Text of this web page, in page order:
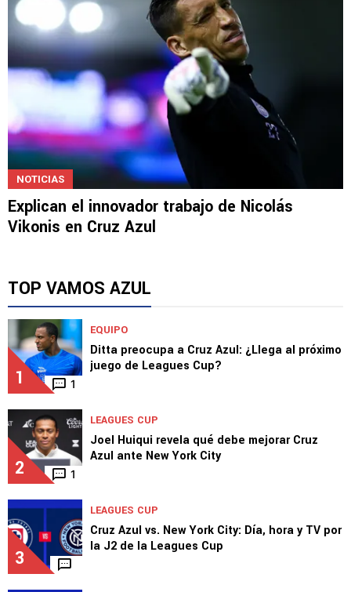
NOTICIAS
Explican el innovador trabajo de Nicolás
Vikonis en Cruz Azul
TOP VAMOS AZUL
1 1
EQUIPO
Ditta preocupa a Cruz Azul: ¿Llega al próximo
juego de Leagues Cup?
2 1
LEAGUES CUP
Joel Huiqui revela qué debe mejorar Cruz
Azul ante New York City
3
LEAGUES CUP
Cruz Azul vs. New York City: Día, hora y TV por
la J2 de la Leagues Cup